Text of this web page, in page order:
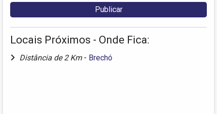
Locais Próximos - Onde Fica:
Distância de 2 Km - Brechó